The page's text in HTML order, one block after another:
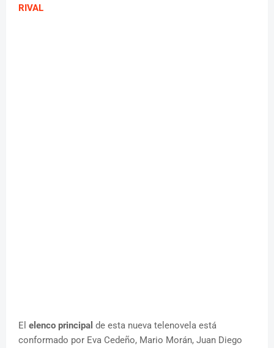
RIVAL
El elenco principal de esta nueva telenovela está
conformado por Eva Cedeño, Mario Morán, Juan Diego